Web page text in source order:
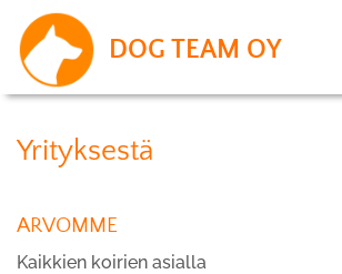
DOG TEAM OY
Yrityksestä
ARVOMME
Kaikkien koirien asialla